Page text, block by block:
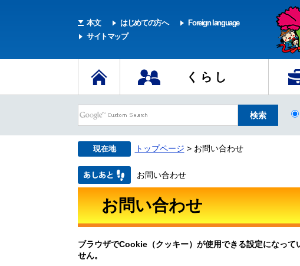
本文 はじめての方へ
Foreign language
サイトマップ
くらし
現在地 トップページ > お問い合わせ
お問い合わせ
お問い合わせ
ブラウザでCookie（クッキー）が使用できる設定になっ
せん。